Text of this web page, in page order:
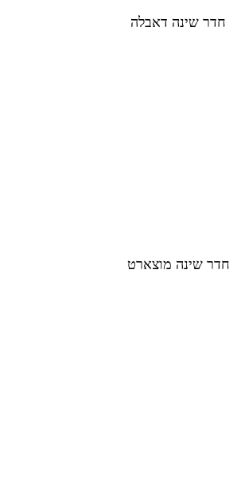
חדר שינה דאבלה
חדר שינה מוצארט